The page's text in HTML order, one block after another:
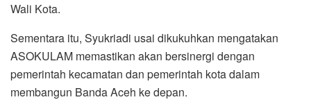
Wali Kota.
Sementara itu, Syukriadi usai dikukuhkan mengatakan
ASOKULAM memastikan akan bersinergi dengan
pemerintah kecamatan dan pemerintah kota dalam
membangun Banda Aceh ke depan.